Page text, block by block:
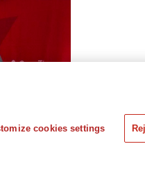
cookies settings